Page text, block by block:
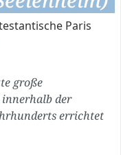
Paris
große
der
errichtet